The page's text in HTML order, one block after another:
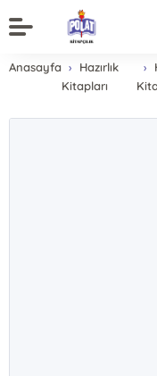
Anasayfa
Hazırlık
Kitapları